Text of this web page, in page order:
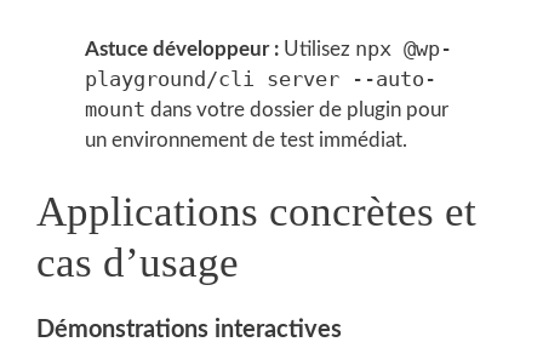
Astuce développeur : Utilisez npx @wp-
playground/cli server --auto-
mount dans votre dossier de plugin pour
un environnement de test immédiat.
Applications concrètes et
cas d’usage
Démonstrations interactives